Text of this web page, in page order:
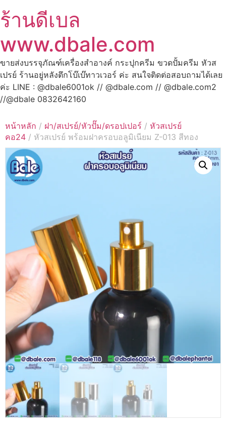
ร้านดีเบล
www.dbale.com
ขายส่งบรรจุภัณฑ์เครื่องสำอางค์ กระปุกครีม ขวดปั้มครีม หัวส
เปรย์ ร้านอยู่หลังตึกโบ๊เบ๊ทาวเวอร์ ค่ะ สนใจติดต่อสอบถามได้เลย
ค่ะ LINE : @dbale6001ok // @dbale.com // @dbale.com2
//@dbale 0832642160
หน้าหลัก / ฝา/สเปรย์/หัวปั๊ม/ดรอปเปอร์ / หัวสเปรย์
คอ24 / หัวสเปรย์ พร้อมฝาครอบอลูมิเนียม Z-013 สีทอง